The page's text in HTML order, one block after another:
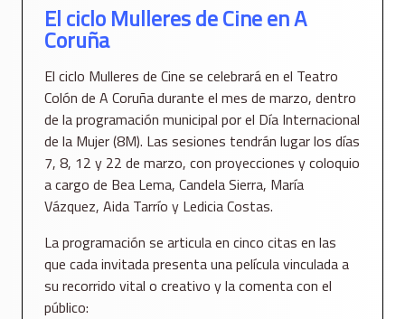
El ciclo Mulleres de Cine en A
Coruña
El ciclo Mulleres de Cine se celebrará en el Teatro
Colón de A Coruña durante el mes de marzo, dentro
de la programación municipal por el Día Internacional
de la Mujer (8M). Las sesiones tendrán lugar los días
7, 8, 12 y 22 de marzo, con proyecciones y coloquio
a cargo de Bea Lema, Candela Sierra, María
Vázquez, Aida Tarrío y Ledicia Costas.
La programación se articula en cinco citas en las
que cada invitada presenta una película vinculada a
su recorrido vital o creativo y la comenta con el
público: